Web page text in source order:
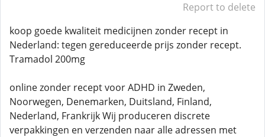
Report to delete
koop goede kwaliteit medicijnen zonder recept in
Nederland: tegen gereduceerde prijs zonder recept.
Tramadol 200mg
online zonder recept voor ADHD in Zweden,
Noorwegen, Denemarken, Duitsland, Finland,
Nederland, Frankrijk Wij produceren discrete
verpakkingen en verzenden naar alle adressen met